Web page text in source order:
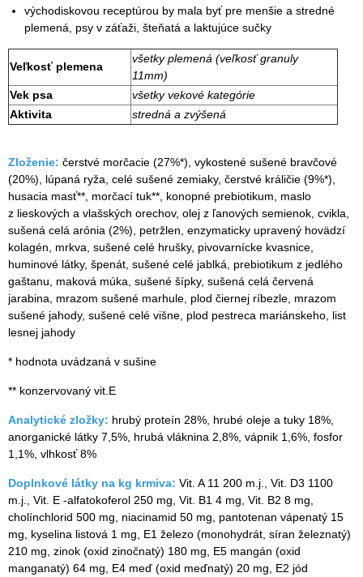
východiskovou receptúrou by mala byť pre menšie a stredné
plemená, psy v záťaži, šteňatá a laktujúce sučky
Veľkosť plemena
všetky plemená (veľkosť granuly
11mm)
Vek psa
všetky vekové kategórie
Aktivita
stredná a zvýšená
Zloženie: čerstvé morčacie (27%*), vykostené sušené bravčové
(20%), lúpaná ryža, celé sušené zemiaky, čerstvé králičie (9%*),
husacia masť**, morčací tuk**, konopné prebiotikum, maslo
z lieskových a vlašských orechov, olej z ľanových semienok, cvikla,
sušená celá arónia (2%), petržlen, enzymaticky upravený hovädzí
kolagén, mrkva, sušené celé hrušky, pivovarnícke kvasnice,
huminové látky, špenát, sušené celé jablká, prebiotikum z jedlého
gaštanu, maková múka, sušené šípky, sušená celá červená
jarabina, mrazom sušené marhule, plod čiernej ríbezle, mrazom
sušené jahody, sušené celé višne, plod pestreca mariánskeho, list
lesnej jahody
* hodnota uvádzaná v sušine
** konzervovaný vit.E
Analytické zložky: hrubý proteín 28%, hrubé oleje a tuky 18%,
anorganické látky 7,5%, hrubá vláknina 2,8%, vápnik 1,6%, fosfor
1,1%, vlhkosť 8%
Doplnkové látky na kg krmiva: Vit. A 11 200 m.j., Vit. D3 1100
m.j., Vit. E -alfatokoferol 250 mg, Vit. B1 4 mg, Vit. B2 8 mg,
cholínchlorid 500 mg, niacinamid 50 mg, pantotenan vápenatý 15
mg, kyselina listová 1 mg, E1 železo (monohydrát, síran železnatý)
210 mg, zinok (oxid zinočnatý) 180 mg, E5 mangán (oxid
manganatý) 64 mg, E4 meď (oxid meďnatý) 20 mg, E2 jód